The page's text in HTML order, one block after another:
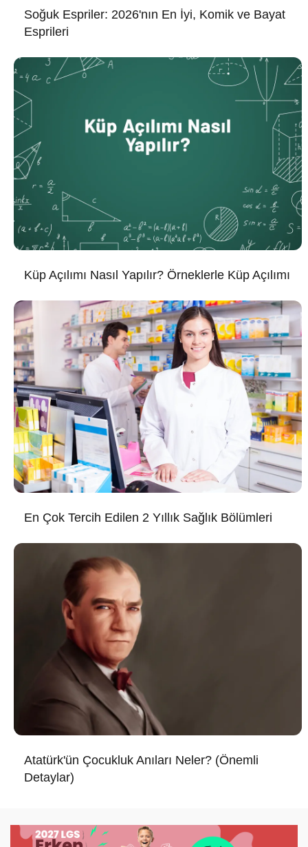
Soğuk Espriler: 2026'nın En İyi, Komik ve Bayat
Esprileri
Küp Açılımı Nasıl Yapılır? Örneklerle Küp Açılımı
En Çok Tercih Edilen 2 Yıllık Sağlık Bölümleri
Atatürk'ün Çocukluk Anıları Neler? (Önemli
Detaylar)